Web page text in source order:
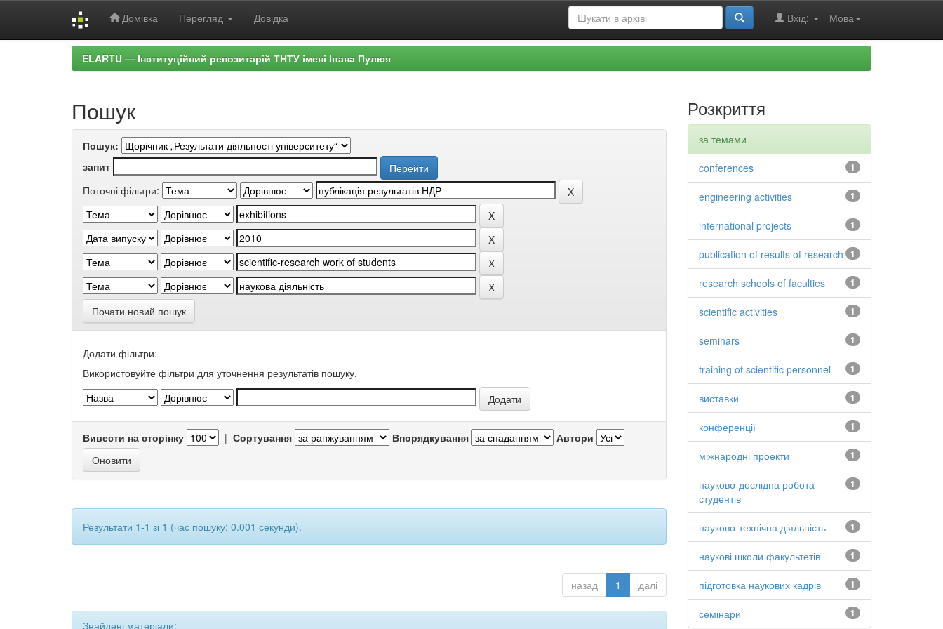
Домівка Перегляд Довідка Мова
Вхід:
ELARTU — Інституційний репозитарій ТНТУ імені Івана Пулюя
Пошук
Пошук:
запит
Поточні фільтри:
Почати новий пошук
Додати фільтри:
Використовуйте фільтри для уточнення результатів пошуку.
Вивести на сторінку | Сортування Впорядкування Автори
Результати 1-1 зі 1 (час пошуку: 0.001 секунди).
назад 1 далі
Знайдені матеріали:
Розкриття
за темами
1
conferences
1
engineering activities
1
international projects
1
publication of results of research
1
research schools of faculties
1
scientific activities
1
seminars
1
training of scientific personnel
1
виставки
1
конференції
1
міжнародні проекти
1
науково-дослідна робота
студентів
1
науково-технічна діяльність
1
наукові школи факультетів
1
підготовка наукових кадрів
1
семінари